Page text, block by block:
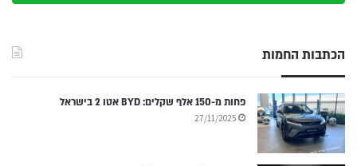
הכתבות החמות
פחות מ-150 אלף שקלים: BYD אטו 2 בישראל
27/11/2025